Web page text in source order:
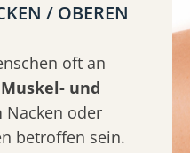
/ OBEREN
oft an
und
Nacken oder
betroffen sein.